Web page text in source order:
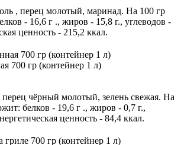
, перец молотый, маринад. На 100 гр
- 16,6 г ., жиров - 15,8 г., углеводов -
ценность - 215,2 ккал.
700 гр (контейнер 1 л)
чёрный молотый, зелень свежая. На
белков - 19,6 г ., жиров - 0,7 г.,
ценность - 84,4 ккал.